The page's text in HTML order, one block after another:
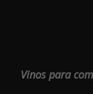
Vinos para